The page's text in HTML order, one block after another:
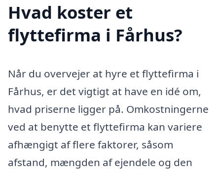
Hvad koster et
flyttefirma i Fårhus?
Når du overvejer at hyre et flyttefirma i
Fårhus, er det vigtigt at have en idé om,
hvad priserne ligger på. Omkostningerne
ved at benytte et flyttefirma kan variere
afhængigt af flere faktorer, såsom
afstand, mængden af ejendele og den